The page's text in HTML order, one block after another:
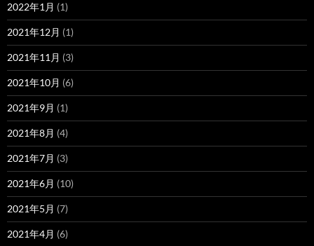
2022年1月 (1)
2021年12月 (1)
2021年11月 (3)
2021年10月 (6)
2021年9月 (1)
2021年8月 (4)
2021年7月 (3)
2021年6月 (10)
2021年5月 (7)
2021年4月 (6)